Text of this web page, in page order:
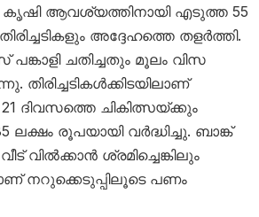
കൃഷി ആവശ്യത്തിനായി എടുത്ത 55
അദ്ദേഹത്തെ തളർത്തി.
ചതിച്ചതും മൂലം വിസ
തിരിച്ചടികൾക്കിടയിലാണ്
ദിവസത്തെ ചികിത്സയ്ക്കും
രൂപയായി വർദ്ധിച്ചു. ബാങ്ക്
വിൽക്കാൻ ശ്രമിച്ചെങ്കിലും
നറുക്കെടുപ്പിലൂടെ പണം